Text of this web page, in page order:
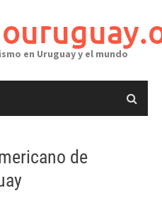
en Uruguay y el mundo
de